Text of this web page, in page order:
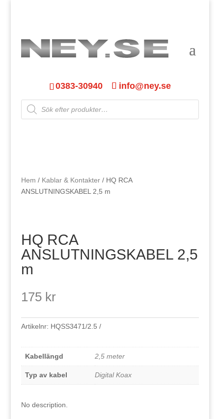
0383-30940 info@ney.se
Products
search
Hem / Kablar & Kontakter/ HQ RCA
ANSLUTNINGSKABEL 2,5 m
HQ RCA
ANSLUTNINGSKABEL 2,5
m
175 kr
Artikelnr: HQSS3471/2.5
Kabellängd 2,5 meter
Typ av kabel Digital Koax
No description.